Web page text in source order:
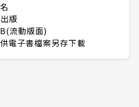
版
流動版面)
電子書檔案另存下載